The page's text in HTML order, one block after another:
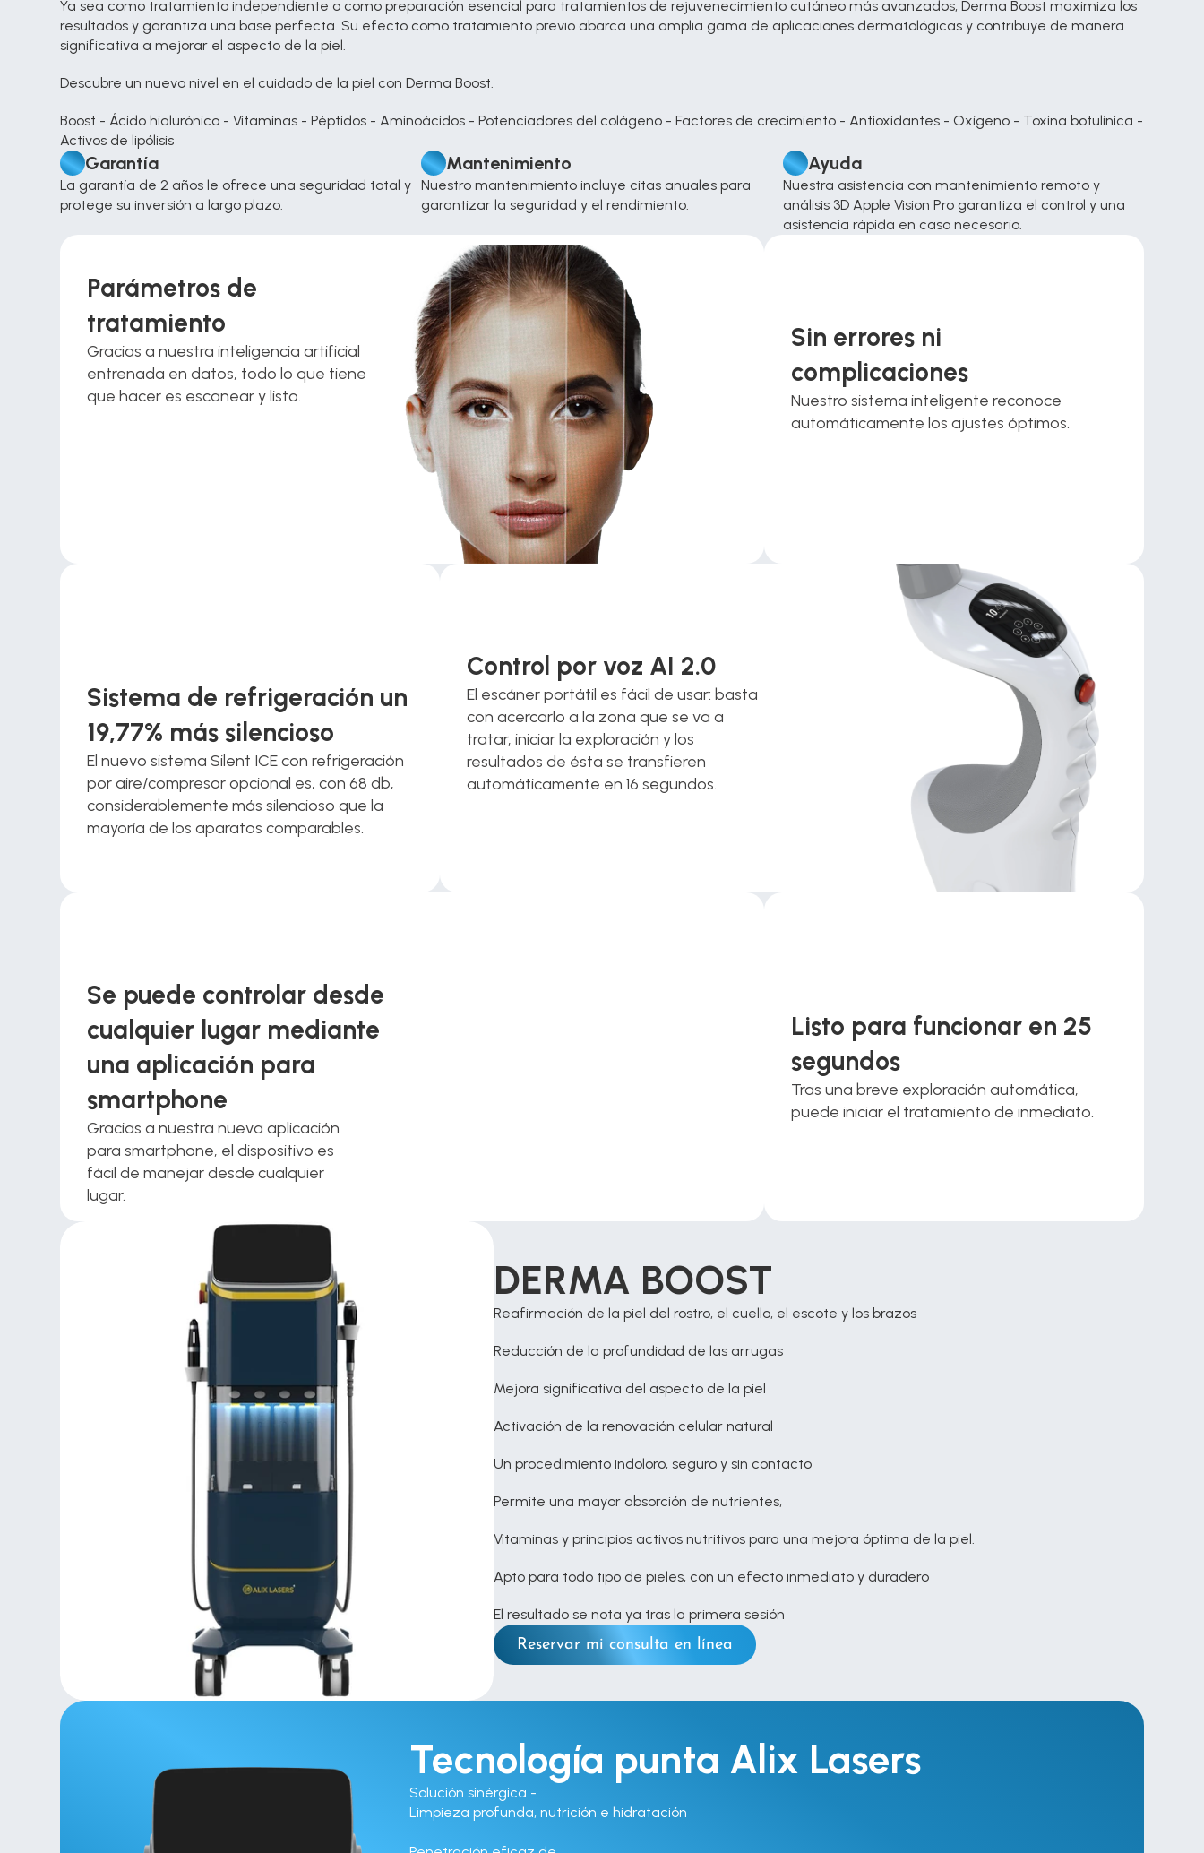
Ya sea como tratamiento independiente o como preparación esencial para tratamientos de rejuvenecimiento cutáneo más avanzados, Derma Boost maximiza los
resultados y garantiza una base perfecta. Su efecto como tratamiento previo abarca una amplia gama de aplicaciones dermatológicas y contribuye de manera
significativa a mejorar el aspecto de la piel.
Descubre un nuevo nivel en el cuidado de la piel con Derma Boost.
Boost - Ácido hialurónico - Vitaminas - Péptidos - Aminoácidos - Potenciadores del colágeno - Factores de crecimiento - Antioxidantes - Oxígeno - Toxina botulínica -
Activos de lipólisis
Garantía
La garantía de 2 años le ofrece una seguridad total y
protege su inversión a largo plazo.
Mantenimiento
Nuestro mantenimiento incluye citas anuales para
garantizar la seguridad y el rendimiento.
Ayuda
Nuestra asistencia con mantenimiento remoto y
análisis 3D Apple Vision Pro garantiza el control y una
asistencia rápida en caso necesario.
Parámetros de
tratamiento
Gracias a nuestra inteligencia artificial
entrenada en datos, todo lo que tiene
que hacer es escanear y listo.
Sin errores ni
complicaciones
Nuestro sistema inteligente reconoce
automáticamente los ajustes óptimos.
Sistema de refrigeración un
19,77% más silencioso
El nuevo sistema Silent ICE con refrigeración
por aire/compresor opcional es, con 68 db,
considerablemente más silencioso que la
mayoría de los aparatos comparables.
Control por voz AI 2.0
El escáner portátil es fácil de usar: basta
con acercarlo a la zona que se va a
tratar, iniciar la exploración y los
resultados de ésta se transfieren
automáticamente en 16 segundos.
Se puede controlar desde
cualquier lugar mediante
una aplicación para
smartphone
Gracias a nuestra nueva aplicación
para smartphone, el dispositivo es
fácil de manejar desde cualquier
lugar.
Listo para funcionar en 25
segundos
Tras una breve exploración automática,
puede iniciar el tratamiento de inmediato.
DERMA BOOST
Reafirmación de la piel del rostro, el cuello, el escote y los brazos
Reducción de la profundidad de las arrugas
Mejora significativa del aspecto de la piel
Activación de la renovación celular natural
Un procedimiento indoloro, seguro y sin contacto
Permite una mayor absorción de nutrientes,
Vitaminas y principios activos nutritivos para una mejora óptima de la piel.
Apto para todo tipo de pieles, con un efecto inmediato y duradero
El resultado se nota ya tras la primera sesión
Reservar mi consulta en línea
Tecnología punta Alix Lasers
Solución sinérgica -
Limpieza profunda, nutrición e hidratación